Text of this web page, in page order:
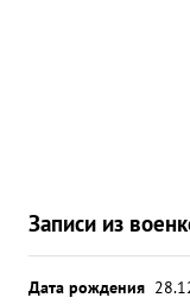
Записи из
Дата рождения